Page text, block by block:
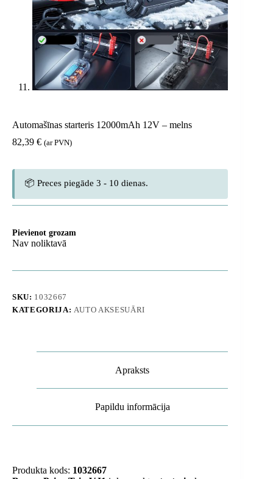
Automašīnas starteris 12000mAh 12V – melns
82,39 € (ar PVN)
📦 Preces piegāde 3 - 10 dienas.
Pievienot grozam
Nav noliktavā
SKU: 1032667
KATEGORIJA: AUTO AKSESUĀRI
Apraksts
Papildu informācija
Produkta kods: 1032667